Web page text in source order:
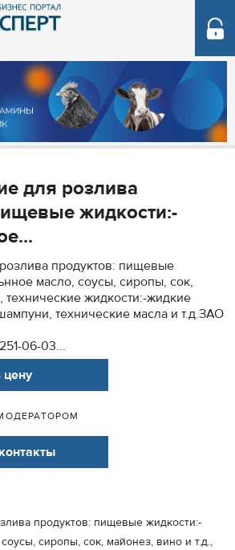
для розлива
жидкости:-
продуктов: пищевые
масло, соусы, сиропы, сок,
технические жидкости:-жидкие
технические масла и т.д.ЗАО
06-03...
цену
продуктов: пищевые жидкости:-
сиропы, сок, майонез, вино и т.д.,